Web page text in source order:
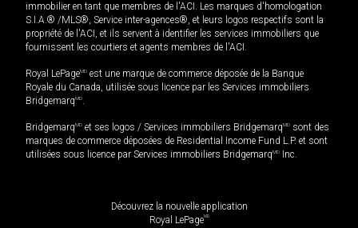
immobilier en tant que membres de l'ACI. Les marques d'homologation
S.I.A.® /MLS®, Service inter-agences®, et leurs logos respectifs sont la
propriété de l'ACI, et ils servent à identifier les services immobiliers que
fournissent les courtiers et agents membres de l'ACI.
Royal LePageMD est une marque de commerce déposée de la Banque
Royale du Canada, utilisée sous licence par les Services immobiliers
BridgemarqMD.
BridgemarqMD et ses logos / Services immobiliers BridgemarqMD sont des
marques de commerce déposées de Residential Income Fund L.P. et sont
utilisées sous licence par Services immobiliers BridgemarqMD Inc.
Découvrez la nouvelle application
Royal LePageMD